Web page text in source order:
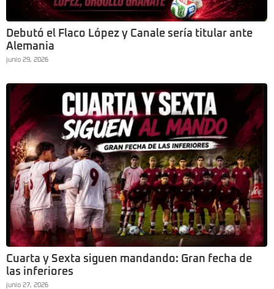
Debutó el Flaco López y Canale sería titular ante
Alemania
junio 29, 2026
Cuarta y Sexta siguen mandando: Gran fecha de
las inferiores
junio 27, 2026